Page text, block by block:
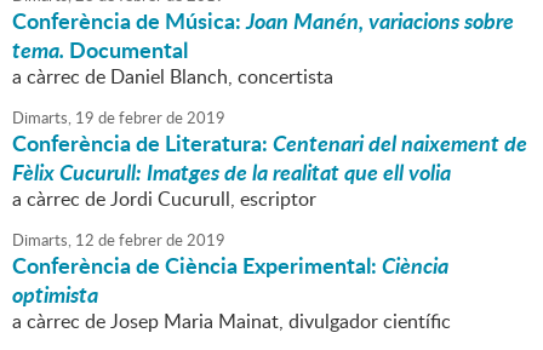
Conferència de Música:Joan Manén, variacions sobre
tema. Documental
a càrrec de Daniel Blanch, concertista
Dimarts, 19 defebrerde2019
Conferència de Literatura:Centenari del naixement de
Fèlix Cucurull: Imatges de la realitat que ell volia
a càrrec de Jordi Cucurull, escriptor
Dimarts, 12 defebrerde2019
Conferència de Ciència Experimental:Ciència
optimista
a càrrec de Josep Maria Mainat, divulgador científic